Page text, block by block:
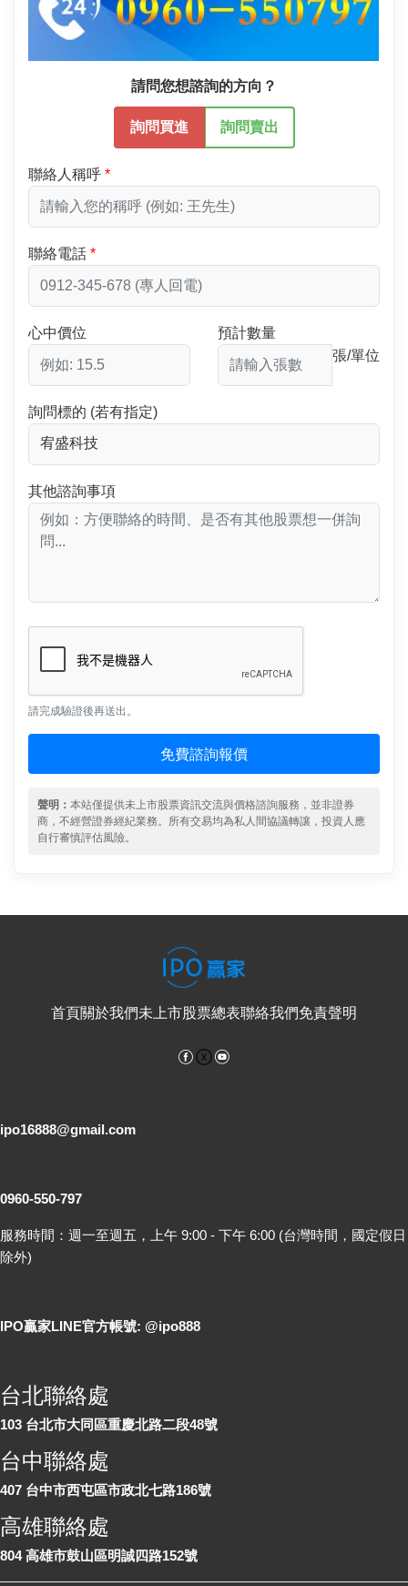
請問您想諮詢的方向？
詢問買進 詢問賣出
聯絡人稱呼
聯絡電話
心中價位
預計數量
張/單位
詢問標的 (若有指定)
其他諮詢事項
請完成驗證後再送出。
免費諮詢報價
聲明： 本站僅提供未上市股票資訊交流與價格諮詢服務，並非證券
商，不經營證券經紀業務。所有交易均為私人間協議轉讓，投資人應
自行審慎評估風險。
首頁關於我們未上市股票總表聯絡我們免責聲明
Facebook
ipo16888@gmail.com
0960-550-797
服務時間：週一至週五，上午 9:00 - 下午 6:00 (台灣時間，國定假日
除外)
IPO贏家LINE官方帳號: @ipo888
台北聯絡處
103 台北市大同區重慶北路二段48號
台中聯絡處
407 台中市西屯區市政北七路186號
高雄聯絡處
804 高雄市鼓山區明誠四路152號